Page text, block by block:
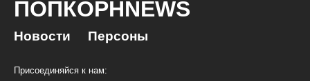
ПОПКОРНNEWS
Новости Персоны
Присоединяйся к нам: